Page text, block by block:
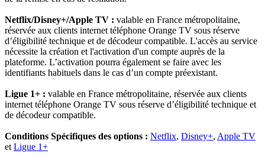
Netflix/Disney+/Apple TV : valable en France métropolitaine,
réservée aux clients internet téléphone Orange TV sous réserve
d’éligibilité technique et de décodeur compatible. L'accès au service
nécessite la création et l'activation d'un compte auprès de la
plateforme. L’activation pourra également se faire avec les
identifiants habituels dans le cas d’un compte préexistant.
Ligue 1+ : valable en France métropolitaine, réservée aux clients
internet téléphone Orange TV sous réserve d’éligibilité technique et
de décodeur compatible.
Conditions Spécifiques des options : Netflix, Disney+, Apple TV
et Ligue 1+